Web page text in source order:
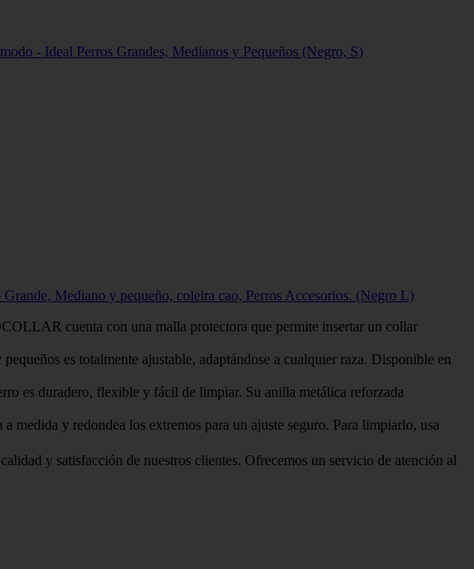
- Ideal Perros Grandes, Medianos y Pequeños (Negro, S)
Mediano y pequeño, coleira cao, Perros Accesorios. (Negro L)
cuenta con una malla protectora que permite insertar un collar
es totalmente ajustable, adaptándose a cualquier raza. Disponible en
duradero, flexible y fácil de limpiar. Su anilla metálica reforzada
y redondea los extremos para un ajuste seguro. Para limpiarlo, usa
y satisfacción de nuestros clientes. Ofrecemos un servicio de atención al